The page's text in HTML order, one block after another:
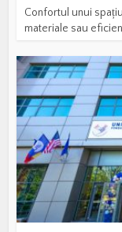
Confortul unui
materiale sau